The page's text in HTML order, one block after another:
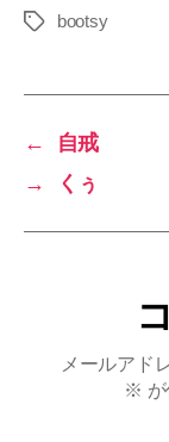
タ
bootsy
←
自戒
→
くぅ
メールアド
※